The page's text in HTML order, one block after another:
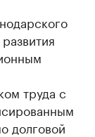
труда с
долговой